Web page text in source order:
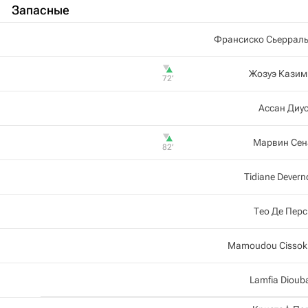
Запасные
Франсиско
Жозуэ
72‎’‎
Ассан
Марвин
82‎’‎
Tidiane
Тео Де
Mamoudou
Lamfia